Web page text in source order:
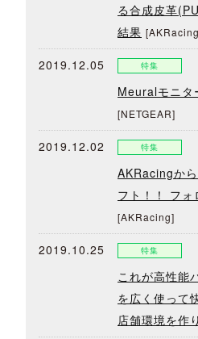
る合成皮革
結果
2019.12.05 特集
Meuralモニタ
[NETGEAR]
2019.12.02 特集
AKRacingか
フト！！ フ
[AKRacing]
2019.10.25 特集
これが高性能
を広く使って
店舗環境を作